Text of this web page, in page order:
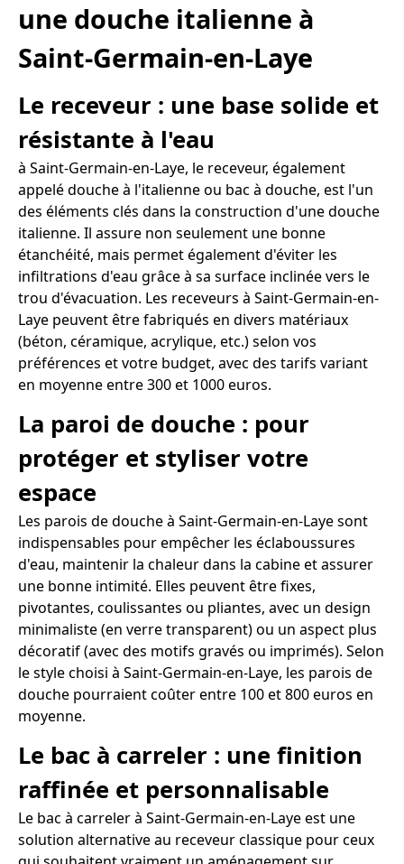
une douche italienne à
Saint-Germain-en-Laye
Le receveur : une base solide et
résistante à l'eau
à Saint-Germain-en-Laye, le receveur, également
appelé douche à l'italienne ou bac à douche, est l'un
des éléments clés dans la construction d'une douche
italienne. Il assure non seulement une bonne
étanchéité, mais permet également d'éviter les
infiltrations d'eau grâce à sa surface inclinée vers le
trou d'évacuation. Les receveurs à Saint-Germain-en-
Laye peuvent être fabriqués en divers matériaux
(béton, céramique, acrylique, etc.) selon vos
préférences et votre budget, avec des tarifs variant
en moyenne entre 300 et 1000 euros.
La paroi de douche : pour
protéger et styliser votre
espace
Les parois de douche à Saint-Germain-en-Laye sont
indispensables pour empêcher les éclaboussures
d'eau, maintenir la chaleur dans la cabine et assurer
une bonne intimité. Elles peuvent être fixes,
pivotantes, coulissantes ou pliantes, avec un design
minimaliste (en verre transparent) ou un aspect plus
décoratif (avec des motifs gravés ou imprimés). Selon
le style choisi à Saint-Germain-en-Laye, les parois de
douche pourraient coûter entre 100 et 800 euros en
moyenne.
Le bac à carreler : une finition
raffinée et personnalisable
Le bac à carreler à Saint-Germain-en-Laye est une
solution alternative au receveur classique pour ceux